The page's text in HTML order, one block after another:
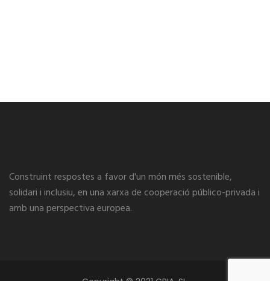
Construint respostes a favor d'un món més sostenible,
solidari i inclusiu, en una xarxa de cooperació público-privada i
amb una perspectiva europea.